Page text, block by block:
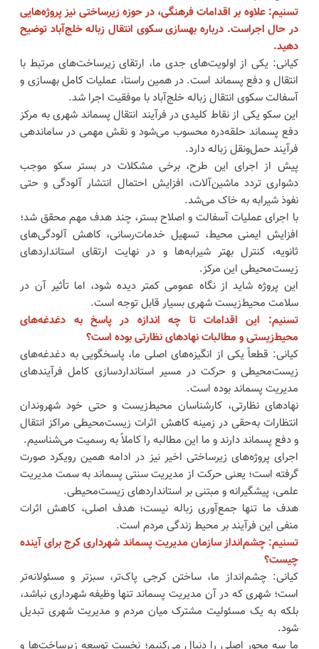
تسنیم: علاوه بر اقدامات فرهنگی، در حوزه زیرساختی نیز پروژه‌هایی
در حال اجراست. درباره بهسازی سکوی انتقال زباله خلج‌آباد توضیح
دهید.
کیانی: یکی از اولویت‌های جدی ما، ارتقای زیرساخت‌های مرتبط با
انتقال و دفع پسماند است. در همین راستا، عملیات کامل بهسازی و
آسفالت سکوی انتقال زباله خلج‌آباد با موفقیت اجرا شد.
این سکو یکی از نقاط کلیدی در فرآیند انتقال پسماند شهری به مرکز
دفع پسماند حلقه‌دره محسوب می‌شود و نقش مهمی در ساماندهی
فرآیند حمل‌ونقل زباله دارد.
پیش از اجرای این طرح، برخی مشکلات در بستر سکو موجب
دشواری تردد ماشین‌آلات، افزایش احتمال انتشار آلودگی و حتی
نفوذ شیرابه به خاک می‌شد.
با اجرای عملیات آسفالت و اصلاح بستر، چند هدف مهم محقق شد؛
افزایش ایمنی محیط، تسهیل خدمات‌رسانی، کاهش آلودگی‌های
ثانویه، کنترل بهتر شیرابه‌ها و در نهایت ارتقای استانداردهای
زیست‌محیطی این مرکز.
این پروژه شاید از نگاه عمومی کمتر دیده شود، اما تأثیر آن در
سلامت محیط‌زیست شهری بسیار قابل توجه است.
تسنیم: این اقدامات تا چه اندازه در پاسخ به دغدغه‌های
محیط‌زیستی و مطالبات نهادهای نظارتی بوده است؟
کیانی: قطعاً یکی از انگیزه‌های اصلی ما، پاسخگویی به دغدغه‌های
زیست‌محیطی و حرکت در مسیر استانداردسازی کامل فرآیندهای
مدیریت پسماند بوده است.
نهادهای نظارتی، کارشناسان محیط‌زیست و حتی خود شهروندان
انتظارات به‌حقی در زمینه کاهش اثرات زیست‌محیطی مراکز انتقال
و دفع پسماند دارند و ما این مطالبه را کاملاً به رسمیت می‌شناسیم.
اجرای پروژه‌های زیرساختی اخیر نیز در ادامه همین رویکرد صورت
گرفته است؛ یعنی حرکت از مدیریت سنتی پسماند به سمت مدیریت
علمی، پیشگیرانه و مبتنی بر استانداردهای زیست‌محیطی.
هدف ما تنها جمع‌آوری زباله نیست؛ هدف اصلی، کاهش اثرات
منفی این فرآیند بر محیط زندگی مردم است.
تسنیم: چشم‌انداز سازمان مدیریت پسماند شهرداری کرج برای آینده
چیست؟
کیانی: چشم‌انداز ما، ساختن کرجی پاک‌تر، سبزتر و مسئولانه‌تر
است؛ شهری که در آن مدیریت پسماند تنها وظیفه شهرداری نباشد،
بلکه به یک مسئولیت مشترک میان مردم و مدیریت شهری تبدیل
شود.